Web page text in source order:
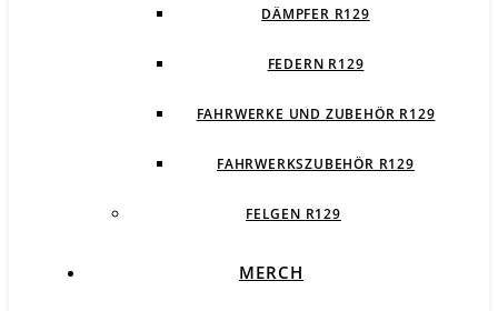
DÄMPFER R129
FEDERN R129
FAHRWERKE UND ZUBEHÖR R129
FAHRWERKSZUBEHÖR R129
FELGEN R129
MERCH